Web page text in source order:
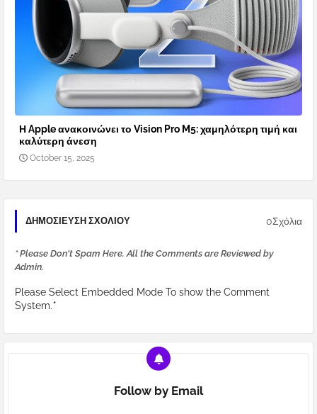
Η Apple ανακοινώνει το Vision Pro M5: χαμηλότερη τιμή και
καλύτερη άνεση
October 15, 2025
ΔΗΜΟΣΊΕΥΣΗ ΣΧΟΛΊΟΥ 0Σχόλια
* Please Don't Spam Here. All the Comments are Reviewed by
Admin.
Please Select Embedded Mode To show the Comment
System.*
Follow by Email